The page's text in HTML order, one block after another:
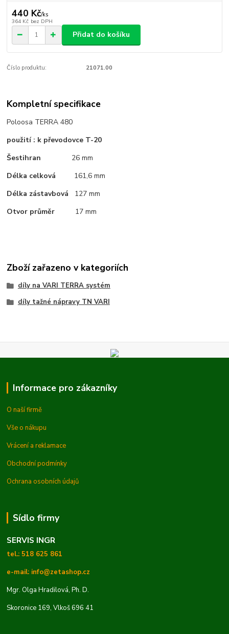
440 Kč/ks
364 Kč bez DPH
Přidat do košíku
Číslo produktu: 21071.00
Kompletní specifikace
Poloosa TERRA 480
použití : k převodovce T-20
Šestihran 26 mm
Délka celková 161,6 mm
Délka zástavbová 127 mm
Otvor průměr 17 mm
Zboží zařazeno v kategoriích
díly na VARI TERRA systém
díly tažné nápravy TN VARI
Informace pro zákazníky
O naší firmě
Vše o nákupu
Vrácení a reklamace
Obchodní podmínky
Ochrana osobních údajů
Sídlo firmy
SERVIS INGR
tel.: 518 625 861
e-mail: info@zetashop.cz
Mgr. Olga Hradilová, Ph. D.
Skoronice 169, Vlkoš 696 41